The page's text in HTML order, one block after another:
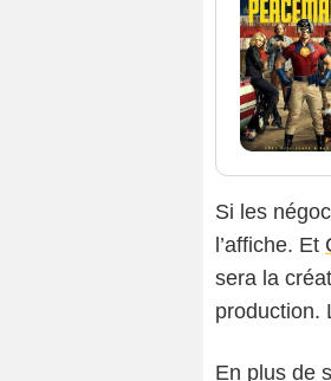
Si les
l’affiche. Et
sera la
production.
En plus de